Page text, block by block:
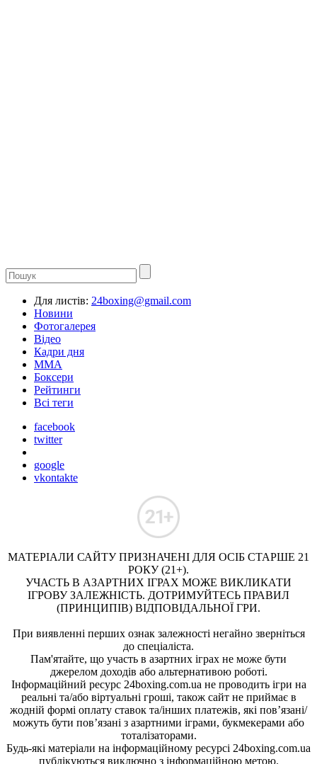
Для листів: 24boxing@gmail.com
Новини
Фотогалерея
Відео
Кадри дня
ММА
Боксери
Рейтинги
Всі теги
facebook
twitter
google
vkontakte
МАТЕРІАЛИ САЙТУ ПРИЗНАЧЕНІ ДЛЯ ОСІБ СТАРШЕ 21
РОКУ (21+).
УЧАСТЬ В АЗАРТНИХ ІГРАХ МОЖЕ ВИКЛИКАТИ
ІГРОВУ ЗАЛЕЖНІСТЬ. ДОТРИМУЙТЕСЬ ПРАВИЛ
(ПРИНЦИПІВ) ВІДПОВІДАЛЬНОЇ ГРИ.
При виявленні перших ознак залежності негайно зверніться
до спеціаліста.
Пам'ятайте, що участь в азартних іграх не може бути
джерелом доходів або альтернативою роботі.
Інформаційний ресурс 24boxing.com.ua не проводить ігри на
реальні та/або віртуальні гроші, також сайт не приймає в
жодній формі оплату ставок та/інших платежів, які пов’язані/
можуть бути пов’язані з азартними іграми, букмекерами або
тоталізаторами.
Будь-які матеріали на інформаційному ресурсі 24boxing.com.ua
публікуються виключно з інформаційною метою.